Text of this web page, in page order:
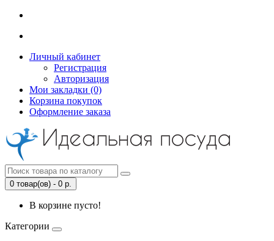
Личный кабинет
Регистрация
Авторизация
Мои закладки (0)
Корзина покупок
Оформление заказа
0 товар(ов) - 0 р.
В корзине пусто!
Категории